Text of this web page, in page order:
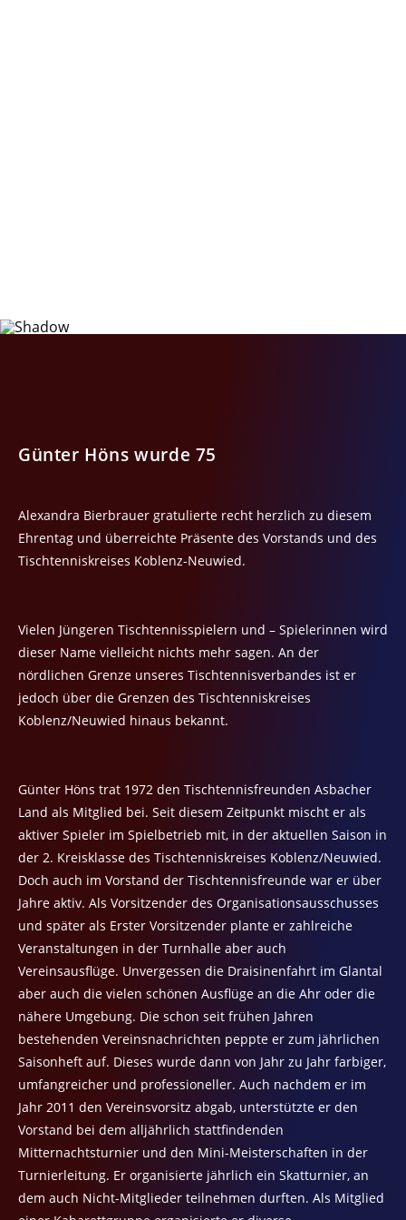
Günter Höns wurde 75
Alexandra Bierbrauer gratulierte recht herzlich zu diesem
Ehrentag und überreichte Präsente des Vorstands und des
Tischtenniskreises Koblenz-Neuwied.
Vielen Jüngeren Tischtennisspielern und – Spielerinnen wird
dieser Name vielleicht nichts mehr sagen. An der
nördlichen Grenze unseres Tischtennisverbandes ist er
jedoch über die Grenzen des Tischtenniskreises
Koblenz/Neuwied hinaus bekannt.
Günter Höns trat 1972 den Tischtennisfreunden Asbacher
Land als Mitglied bei. Seit diesem Zeitpunkt mischt er als
aktiver Spieler im Spielbetrieb mit, in der aktuellen Saison in
der 2. Kreisklasse des Tischtenniskreises Koblenz/Neuwied.
Doch auch im Vorstand der Tischtennisfreunde war er über
Jahre aktiv. Als Vorsitzender des Organisationsausschusses
und später als Erster Vorsitzender plante er zahlreiche
Veranstaltungen in der Turnhalle aber auch
Vereinsausflüge. Unvergessen die Draisinenfahrt im Glantal
aber auch die vielen schönen Ausflüge an die Ahr oder die
nähere Umgebung. Die schon seit frühen Jahren
bestehenden Vereinsnachrichten peppte er zum jährlichen
Saisonheft auf. Dieses wurde dann von Jahr zu Jahr farbiger,
umfangreicher und professioneller. Auch nachdem er im
Jahr 2011 den Vereinsvorsitz abgab, unterstützte er den
Vorstand bei dem alljährlich stattfindenden
Mitternachtsturnier und den Mini-Meisterschaften in der
Turnierleitung. Er organisierte jährlich ein Skatturnier, an
dem auch Nicht-Mitglieder teilnehmen durften. Als Mitglied